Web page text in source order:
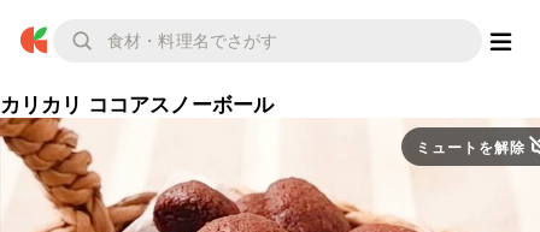
カリカリ ココアスノーボール
ミュートを解除